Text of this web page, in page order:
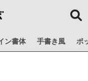
ン書体 手書き風 ポ